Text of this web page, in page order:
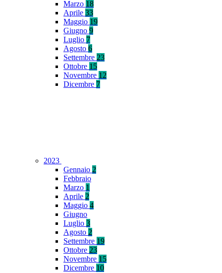
Marzo 18
Aprile 33
Maggio 19
Giugno 9
Luglio 7
Agosto 6
Settembre 23
Ottobre 15
Novembre 12
Dicembre 7
2023
Gennaio 2
Febbraio
Marzo 1
Aprile 2
Maggio 4
Giugno
Luglio 3
Agosto 2
Settembre 19
Ottobre 23
Novembre 15
Dicembre 10